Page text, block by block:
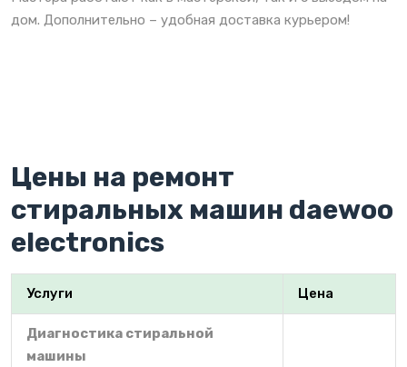
дом. Дополнительно – удобная доставка курьером!
Цены на ремонт
стиральных машин daewoo
electronics
Услуги Цена
Диагностика стиральной
машины